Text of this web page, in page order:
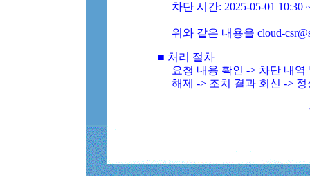
차단 시간: 2025-05-01 10:30
위와 같은 내용을 cloud-
■ 처리 절차
요청 내용 확인 -> 차단 내
해제 -> 조치 결과 회신 ->